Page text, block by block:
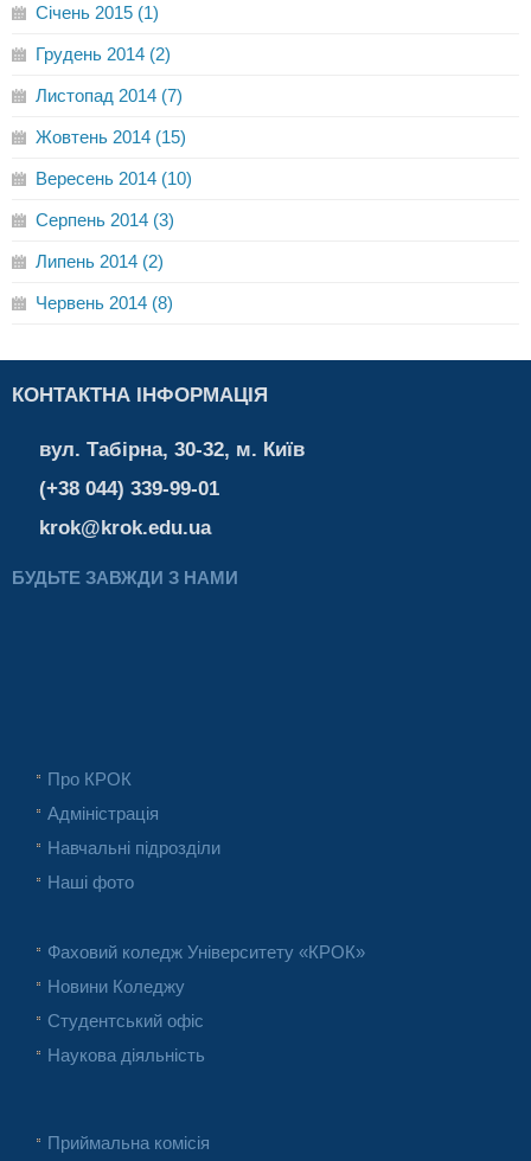
Січень 2015 (1)
Грудень 2014 (2)
Листопад 2014 (7)
Жовтень 2014 (15)
Вересень 2014 (10)
Серпень 2014 (3)
Липень 2014 (2)
Червень 2014 (8)
КОНТАКТНА ІНФОРМАЦІЯ
вул. Табірна, 30-32, м. Київ
(+38 044) 339-99-01
krok@krok.edu.ua
БУДЬТЕ ЗАВЖДИ З НАМИ
Про КРОК
Адміністрація
Навчальні підрозділи
Наші фото
Фаховий коледж Університету «КРОК»
Новини Коледжу
Студентський офіс
Наукова діяльність
Приймальна комісія